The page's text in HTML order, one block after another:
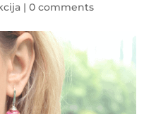
| 0 comments